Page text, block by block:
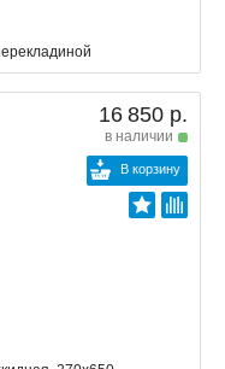
16 850 р.
в наличии
В корзину